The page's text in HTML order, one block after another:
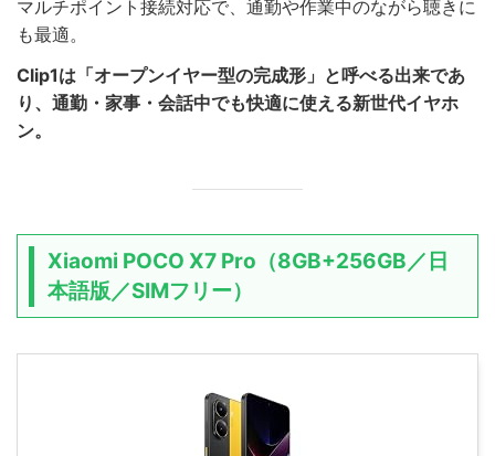
マルチポイント接続対応で、通勤や作業中のながら聴きに
も最適。
Clip1は「オープンイヤー型の完成形」と呼べる出来であ
り、通勤・家事・会話中でも快適に使える新世代イヤホ
ン。
Xiaomi POCO X7 Pro（8GB+256GB／日
本語版／SIMフリー）